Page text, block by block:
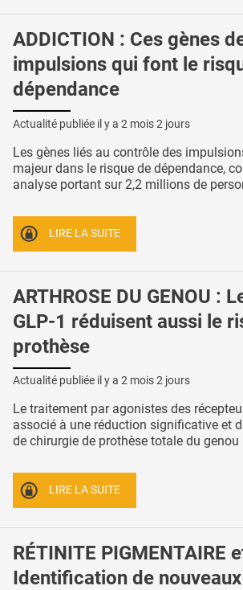
ADDICTION : Ces gènes
impulsions qui font le
dépendance
Actualité publiée il y a 2 mois 2 jours
Les gènes liés au contrôle des
majeur dans le risque de dépendance,
analyse portant sur 2,2 millions de
LIRE LA SUITE
ARTHROSE DU GENOU :
GLP-1 réduisent aussi le
prothèse
Actualité publiée il y a 2 mois 2 jours
Le traitement par agonistes des
associé à une réduction significative et
de chirurgie de prothèse totale du genou
LIRE LA SUITE
RÉTINITE PIGMENTAIRE
Identification de